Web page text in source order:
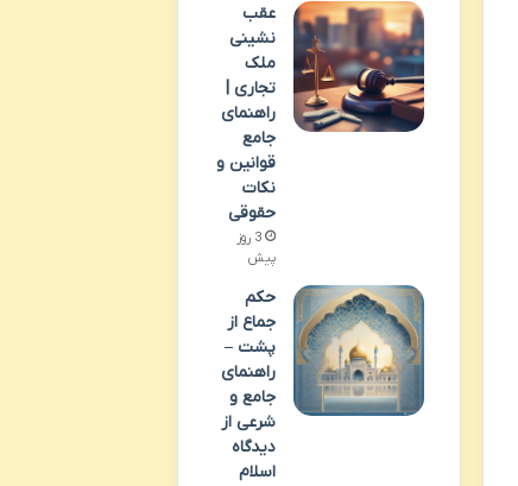
عقب
نشینی
ملک
تجاری |
راهنمای
جامع
قوانین و
نکات
حقوقی
3 روز
پیش
حکم
جماع از
پشت –
راهنمای
جامع و
شرعی از
دیدگاه
اسلام